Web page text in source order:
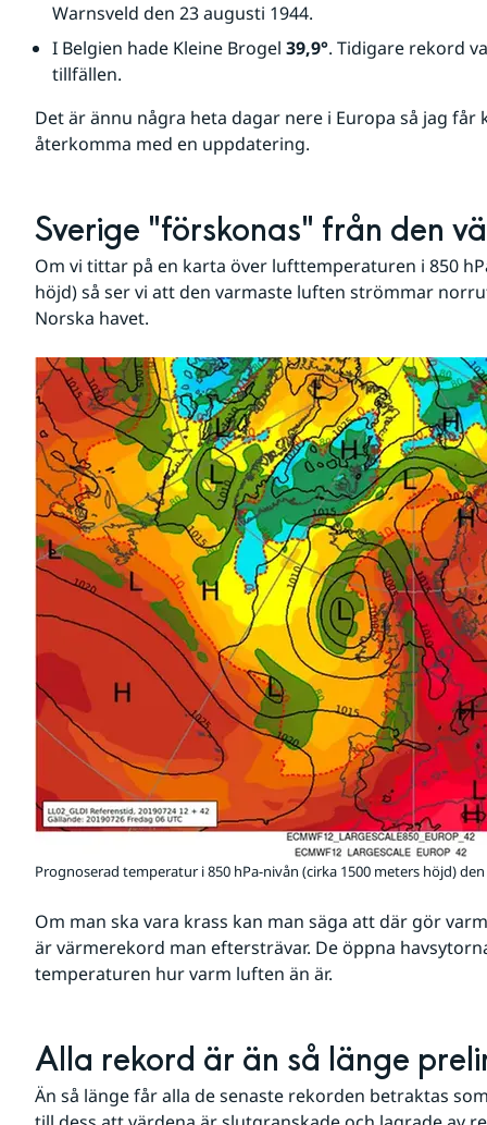
Warnsveld den 23 augusti 1944.
I Belgien hade Kleine Brogel 39,9°. Tidigare rekord
tillfällen.
Det är ännu några heta dagar nere i Europa så jag får
återkomma med en uppdatering.
Sverige "förskonas" från den
Om vi tittar på en karta över lufttemperaturen i 850
höjd) så ser vi att den varmaste luften strömmar
Norska havet.
Prognoserad temperatur i 850 hPa-nivån (cirka 1500 meters höjd)
Om man ska vara krass kan man säga att där gör
är värmerekord man eftersträvar. De öppna
temperaturen hur varm luften än är.
Alla rekord är än så länge
Än så länge får alla de senaste rekorden betraktas